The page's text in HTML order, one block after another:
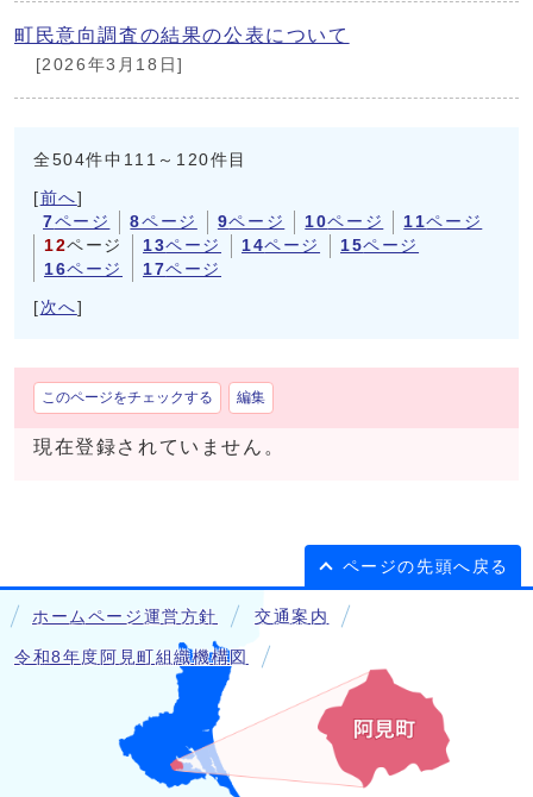
町民意向調査の結果の公表について
[2026年3月18日]
全504件中111～120件目
[前へ]
7ページ 8ページ 9ページ 10ページ 11ページ
12ページ 13ページ 14ページ 15ページ
16ページ 17ページ
[ 次へ]
このページをチェックする 編集
現在登録されていません。
ページの先頭へ戻る
ホームページ運営方針 交通案内
令和8年度阿見町組織機構図